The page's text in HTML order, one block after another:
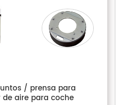
/ prensa para
aire para coche